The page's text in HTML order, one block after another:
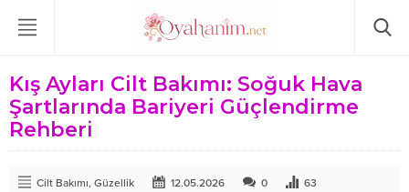
Kış Ayları Cilt Bakımı: Soğuk Hava
Şartlarında Bariyeri Güçlendirme
Rehberi
Cilt Bakımı, Güzellik 12.05.2026 0 63